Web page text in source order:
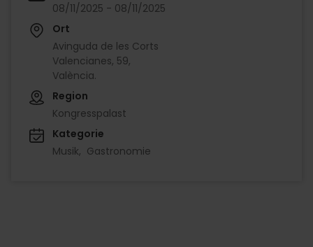
08/11/2025 - 08/11/2025
Ort
Avinguda de les Corts
Valencianes, 59,
València.
Region
Kongresspalast
Kategorie
Musik
Gastronomie